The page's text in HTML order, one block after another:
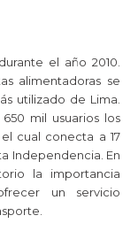
el año 2010.
alimentadoras se
utilizado de Lima.
mil usuarios los
cual conecta a 17
Independencia. En
la importancia
un servicio